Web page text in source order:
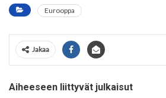
Eurooppa
Jakaa
Aiheeseen liittyvät julkaisut